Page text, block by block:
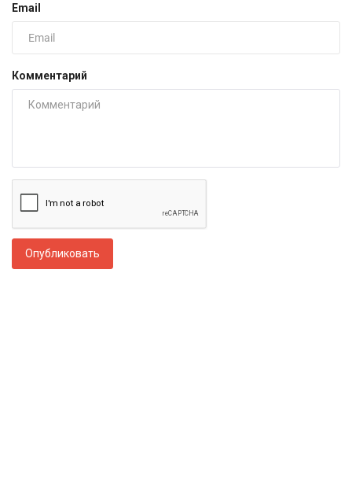
Email
Комментарий
Опубликовать